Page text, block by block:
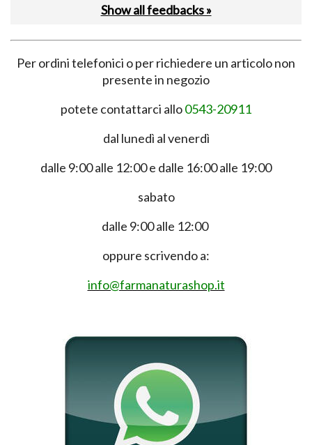
Show all feedbacks »
Per ordini telefonici o per richiedere un articolo non
presente in negozio
potete contattarci allo0543-20911
dal lunedì al venerdì
dalle 9:00 alle 12:00 e dalle 16:00 alle 19:00
sabato
dalle 9:00 alle 12:00
oppure scrivendo a:
info@farmanaturashop.it